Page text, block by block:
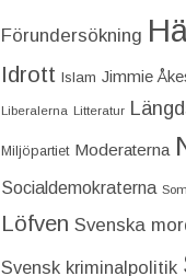
Förundersökning
Idrott Islam Jimmie
Liberalerna Litteratur
Miljöpartiet Moderaterna
Socialdemokraterna
Löfven Svenska
Svensk kriminalpolitik